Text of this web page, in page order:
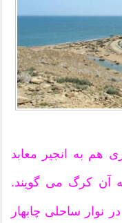
هم به انجیر معابد
آن کرگ می گویند.
نوار ساحلی چابهار